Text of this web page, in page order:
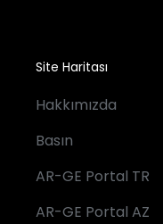
Site Haritası
Hakkımızda
Basın
AR-GE Portal TR
AR-GE Portal AZ